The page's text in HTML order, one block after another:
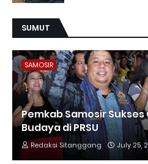
SUMUT
SAMOSIR
Pemkab Samosir
Budaya di PRSU
Redaksi Sitanggang July 25,